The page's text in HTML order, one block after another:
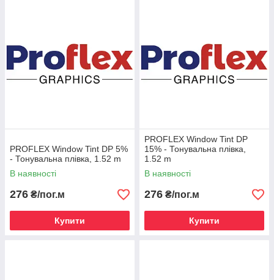
PROFLEX Window Tint DP 5%
- Тонувальна плівка, 1.52 m
В наявності
276 ₴/пог.м
Купити
PROFLEX Window Tint DP
15% - Тонувальна плівка,
1.52 m
В наявності
276 ₴/пог.м
Купити